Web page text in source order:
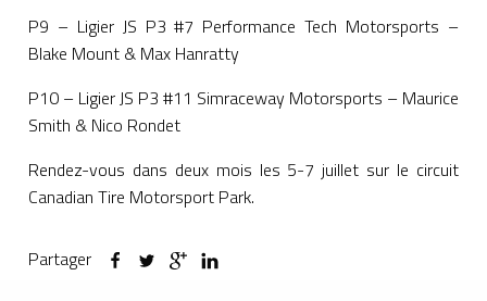
P9 – Ligier JS P3 #7 Performance Tech Motorsports –
Blake Mount & Max Hanratty
P10 – Ligier JS P3 #11 Simraceway Motorsports – Maurice
Smith & Nico Rondet
Rendez-vous dans deux mois les 5-7 juillet sur le circuit
Canadian Tire Motorsport Park.
Partager